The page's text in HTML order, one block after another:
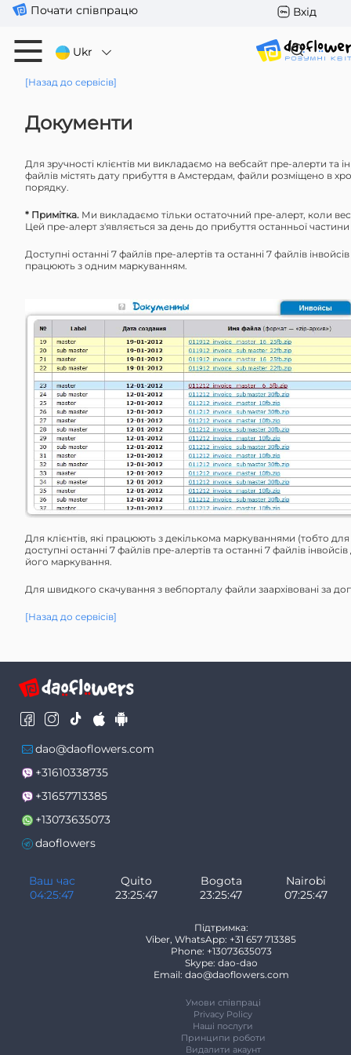
Почати співпрацю Вхід
Ukr
Документи
[Назад до сервісів]
Для зручності клієнтів ми викладаємо на вебсайт пре-алерти та
файлів містять дату прибуття в Амстердам, файли розміщено в
порядку.
* Примітка. Ми викладаємо тільки остаточний пре-алерт, коли
Цей пре-алерт з'являється за день до прибуття останньої
Доступні останні 7 файлів пре-алертів та останні 7 файлів інвойсів
працюють з одним маркуванням.
Для клієнтів, які працюють з декількома маркуваннями (тобто для
доступні останні 7 файлів пре-алертів та останні 7 файлів
його маркування.
Для швидкого скачування з вебпорталу файли заархівовані за
[Назад до сервісів]
dao@daoflowers.com
+31610338735
+31657713385
+13073635073
daoflowers
Ваш час
04:25:47
Quito
23:25:47
Bogota
23:25:47
Nairobi
07:25:47
Підтримка:
Viber, WhatsApp: +31 657 713385
Phone: +13073635073
Skype: dao-dao
Email: dao@daoflowers.com
Умови співпраці
Privacy Policy
Наші послуги
Принципи роботи
Видалити акаунт